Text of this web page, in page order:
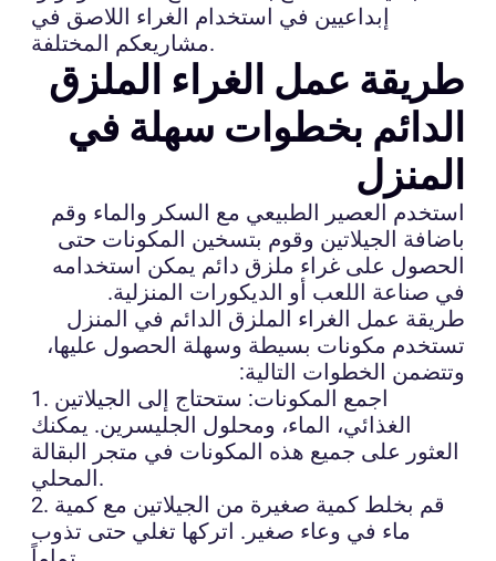
إبداعيين في استخدام الغراء اللاصق في
مشاريعكم المختلفة.
طريقة عمل الغراء الملزق
الدائم بخطوات سهلة في
المنزل
استخدم العصير الطبيعي مع السكر والماء وقم
باضافة الجيلاتين وقوم بتسخين المكونات حتى
الحصول على غراء ملزق دائم يمكن استخدامه
في صناعة اللعب أو الديكورات المنزلية.
طريقة عمل الغراء الملزق الدائم في المنزل
تستخدم مكونات بسيطة وسهلة الحصول عليها،
وتتضمن الخطوات التالية:
1. اجمع المكونات: ستحتاج إلى الجيلاتين
الغذائي، الماء، ومحلول الجليسرين. يمكنك
العثور على جميع هذه المكونات في متجر البقالة
المحلي.
2. قم بخلط كمية صغيرة من الجيلاتين مع كمية
ماء في وعاء صغير. اتركها تغلي حتى تذوب